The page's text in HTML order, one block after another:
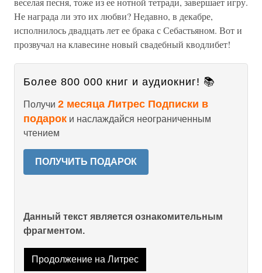
Не награда ли это их любви? Недавно, в декабре,
исполнилось двадцать лет ее брака с Себастьяном. Вот и
прозвучал на клавесине новый свадебный кводлибет!
Более 800 000 книг и аудиокниг! 📚
Получи 2 месяца Литрес Подписки в
подарок и наслаждайся неограниченным
чтением
ПОЛУЧИТЬ ПОДАРОК
Данный текст является ознакомительным
фрагментом.
Продолжение на Литрес